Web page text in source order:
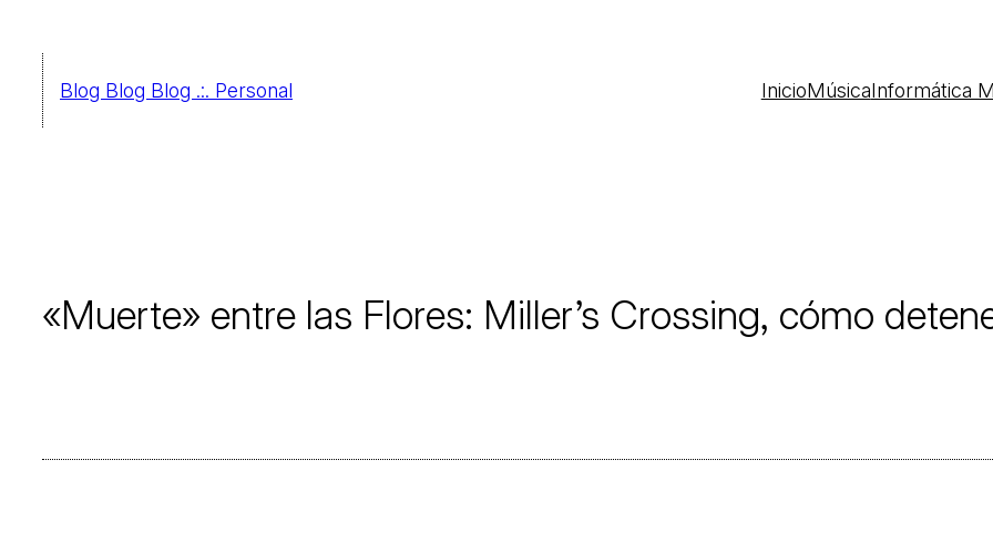
contenidoBlog Blog Blog .:. Personal InicioMúsicaInformática
«Muerte» entre las Flores: Miller’s Crossing, cómo